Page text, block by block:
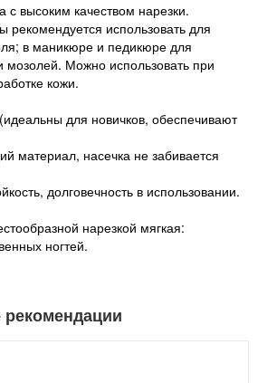
с высоким качеством нарезки.
рекомендуется использовать для
в маникюре и педикюре для
мозолей. Можно использовать при
кожи.
для новичков, обеспечивают
материал, насечка не забивается
долговечность в использовании.
нарезкой мягкая:
ногтей.